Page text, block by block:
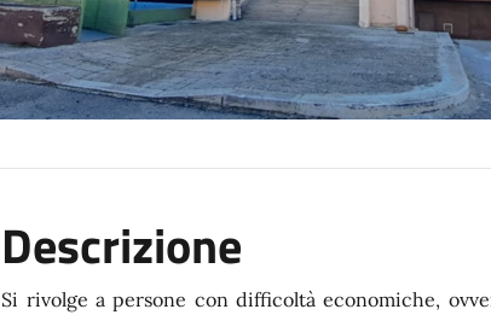
Descrizione
Si rivolge a persone con difficoltà economiche,